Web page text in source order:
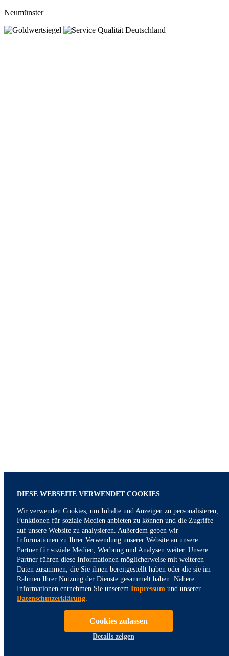
DIESE WEBSEITE VERWENDET COOKIES
Wir verwenden Cookies, um Inhalte und Anzeigen zu personalisieren,
Funktionen für soziale Medien anbieten zu können und die Zugriffe
auf unsere Website zu analysieren. Außerdem geben wir
Informationen zu Ihrer Verwendung unserer Website an unsere
Partner für soziale Medien, Werbung und Analysen weiter. Unsere
Partner führen diese Informationen möglicherweise mit weiteren
Daten zusammen, die Sie ihnen bereitgestellt haben oder die sie im
Rahmen Ihrer Nutzung der Dienste gesammelt haben. Nähere
Informationen entnehmen Sie unserem Impressum und unserer
Datenschutzerklärung.
Cookies zulassen
Details zeigen
Neumünster